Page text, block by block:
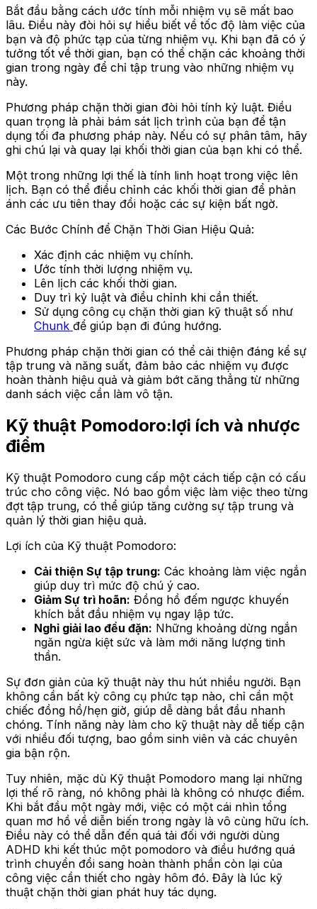
Bắt đầu bằng cách ước tính mỗi nhiệm vụ sẽ mất bao
lâu. Điều này đòi hỏi sự hiểu biết về tốc độ làm việc của
bạn và độ phức tạp của từng nhiệm vụ. Khi bạn đã có ý
tưởng tốt về thời gian, bạn có thể chặn các khoảng thời
gian trong ngày để chỉ tập trung vào những nhiệm vụ
này.
Phương pháp chặn thời gian đòi hỏi tính kỷ luật. Điều
quan trọng là phải bám sát lịch trình của bạn để tận
dụng tối đa phương pháp này. Nếu có sự phân tâm, hãy
ghi chú lại và quay lại khối thời gian của bạn khi có thể.
Một trong những lợi thế là tính linh hoạt trong việc lên
lịch. Bạn có thể điều chỉnh các khối thời gian để phản
ánh các ưu tiên thay đổi hoặc các sự kiện bất ngờ.
Các Bước Chính để Chặn Thời Gian Hiệu Quả:
Xác định các nhiệm vụ chính.
Ước tính thời lượng nhiệm vụ.
Lên lịch các khối thời gian.
Duy trì kỷ luật và điều chỉnh khi cần thiết.
Sử dụng công cụ chặn thời gian kỹ thuật số như
Chunk để giúp bạn đi đúng hướng.
Phương pháp chặn thời gian có thể cải thiện đáng kể sự
tập trung và năng suất, đảm bảo các nhiệm vụ được
hoàn thành hiệu quả và giảm bớt căng thẳng từ những
danh sách việc cần làm vô tận.
Kỹ thuật Pomodoro:lợi ích và nhược
điểm
Kỹ thuật Pomodoro cung cấp một cách tiếp cận có cấu
trúc cho công việc. Nó bao gồm việc làm việc theo từng
đợt tập trung, có thể giúp tăng cường sự tập trung và
quản lý thời gian hiệu quả.
Lợi ích của Kỹ thuật Pomodoro:
Cải thiện Sự tập trung: Các khoảng làm việc ngắn
giúp duy trì mức độ chú ý cao.
Giảm Sự trì hoãn: Đồng hồ đếm ngược khuyến
khích bắt đầu nhiệm vụ ngay lập tức.
Nghỉ giải lao đều đặn: Những khoảng dừng ngắn
ngăn ngừa kiệt sức và làm mới năng lượng tinh
thần.
Sự đơn giản của kỹ thuật này thu hút nhiều người. Bạn
không cần bất kỳ công cụ phức tạp nào, chỉ cần một
chiếc đồng hồ/hẹn giờ, giúp dễ dàng bắt đầu nhanh
chóng. Tính năng này làm cho kỹ thuật này dễ tiếp cận
với nhiều đối tượng, bao gồm sinh viên và các chuyên
gia bận rộn.
Tuy nhiên, mặc dù Kỹ thuật Pomodoro mang lại những
lợi thế rõ ràng, nó không phải là không có nhược điểm.
Khi bắt đầu một ngày mới, việc có một cái nhìn tổng
quan mơ hồ về diễn biến trong ngày là vô cùng hữu ích.
Điều này có thể dẫn đến quá tải đối với người dùng
ADHD khi kết thúc một pomodoro và điều hướng quá
trình chuyển đổi sang hoàn thành phần còn lại của
công việc cần thiết cho ngày hôm đó. Đây là lúc kỹ
thuật chặn thời gian phát huy tác dụng.